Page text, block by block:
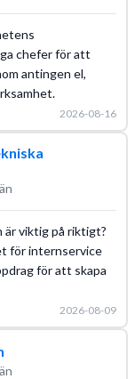
chefer för att
antingen el,
2026-08-16
är viktig på riktigt?
för internservice
för att skapa
2026-08-09